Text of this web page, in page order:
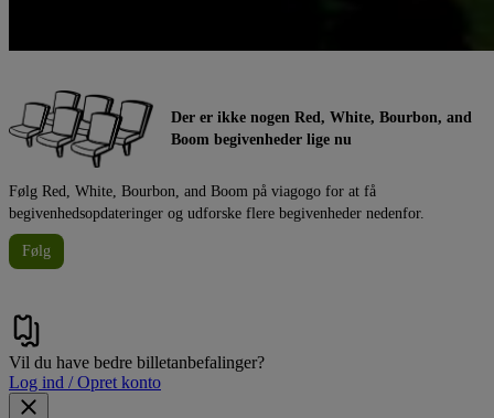
Der er ikke nogen Red, White, Bourbon, and
Boom begivenheder lige nu
Følg Red, White, Bourbon, and Boom på viagogo for at få
begivenhedsopdateringer og udforske flere begivenheder nedenfor.
Følg
Vil du have bedre billetanbefalinger?
Log ind / Opret konto